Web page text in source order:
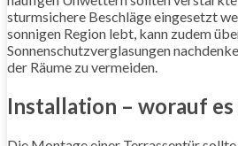
sturmsichere Beschläge eingesetzt
sonnigen Region lebt, kann zudem
Sonnenschutzverglasungen
der Räume zu vermeiden.
Installation – worauf